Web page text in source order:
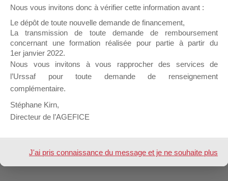
Engagements Mes favoris
Sujets de forum initiés
Aucun sujet n’a été trouvé ici.
Nous vous invitons donc à vérifier cette information avant :
Le dépôt de toute nouvelle demande de financement,
La transmission de toute demande de remboursement
concernant une formation réalisée pour partie à partir du
1er janvier 2022.
Nous vous invitons à vous rapprocher des services de
l’Urssaf pour toute demande de renseignement
complémentaire.
Stéphane Kirn,
Directeur de l’AGEFICE
J'ai pris connaissance du message et je ne souhaite plus